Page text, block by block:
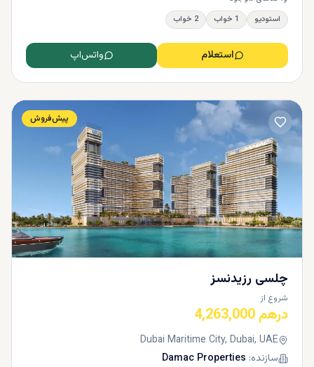
استودیو
1 خواب 2 خواب
استعلام واتس‌اپ
پیش‌فروش
چلسی رزیدنسز‌
شروع از
درهم 4,263,000
Dubai Maritime City, Dubai, UAE
سازنده: Damac Properties